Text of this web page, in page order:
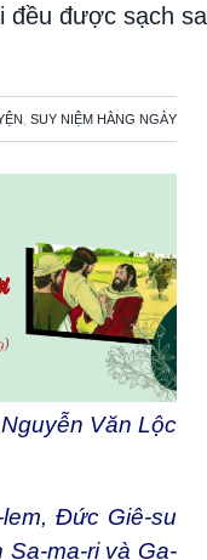
được sạch
SUY NIỆM HẰNG NGÀY
Văn Lộc
Đức Giê-su
Sa-ma-ri và Ga-